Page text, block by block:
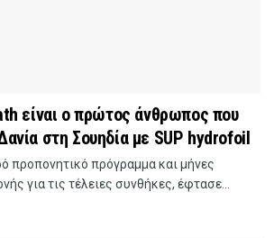
είναι ο πρώτος άνθρωπος που
στη Σουηδία με SUP hydrofoil
προπονητικό πρόγραμμα και μήνες
για τις τέλειες συνθήκες, έφτασε...